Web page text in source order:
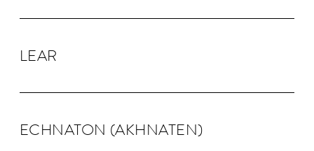
LEAR
ECHNA­TON (AKHNA­TEN)